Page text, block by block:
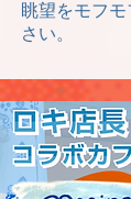
眺望をモフ
さい。